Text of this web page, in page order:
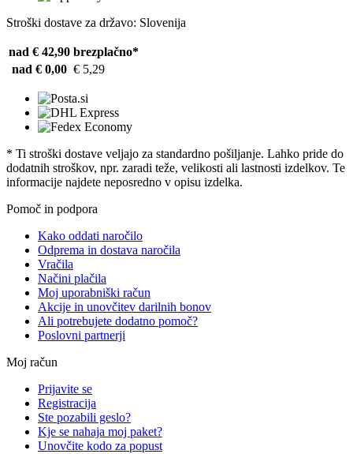
Stroški dostave za državo: Slovenija
nad € 42,90 brezplačno*
nad € 0,00 € 5,29
* Ti stroški dostave veljajo za standardno pošiljanje. Lahko pride do
dodatnih stroškov, npr. zaradi teže, velikosti ali lastnosti izdelkov. Te
informacije najdete neposredno v opisu izdelka.
Pomoč in podpora
Kako oddati naročilo
Odprema in dostava naročila
Vračila
Načini plačila
Moj uporabniški račun
Akcije in unovčitev darilnih bonov
Ali potrebujete dodatno pomoč?
Poslovni partnerji
Moj račun
Prijavite se
Registracija
Ste pozabili geslo?
Kje se nahaja moj paket?
Unovčite kodo za popust